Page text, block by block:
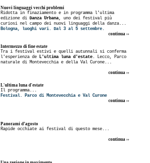
Nuovi linguaggi vecchi problemi
Ridotta in finaziamento e in programma l'ultima
edizione di Danza Urbana, uno dei festival più
curiosi nel campo dei nuovi linguaggi della danza...
Bologna, luoghi vari. Dal 3 al 5 settembre.
continua ››
Intermezzo di fine estate
Tra i festival estivi e quelli autunnali si conferma
l'esperienza de
L'ultima luna d'estate. Lecco, Parco
naturale di Montevecchia e della Val Curone...
continua ››
L'ultima luna d'estate
Il programma...
Festival. Parco di Montevecchia e Val Curone
continua ››
Panorami d’agosto
Rapide occhiate ai festival di questo mese...
continua ››